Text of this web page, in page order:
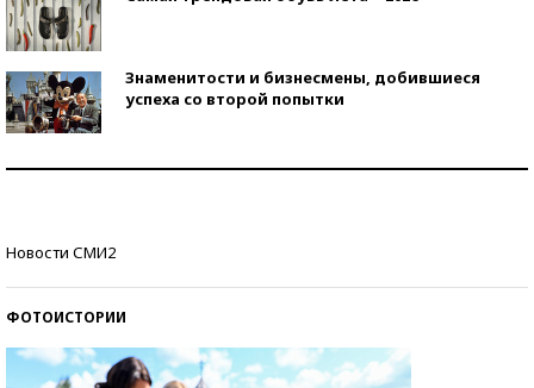
Знаменитости и бизнесмены, добившиеся
успеха со второй попытки
Новости СМИ2
ФОТОИСТОРИИ